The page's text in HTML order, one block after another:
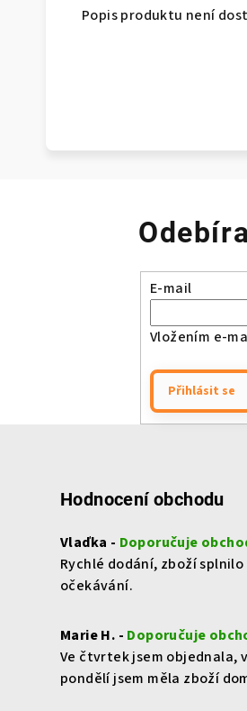
Popis produktu není
E-mail
Vložením e-
Přihlásit se
Hodnocení obchodu
Vlaďka - Doporučuje
Rychlé dodání, zboží splnilo
očekávání.
Marie H. - Doporučuje
Ve čtvrtek jsem objednala, v
pondělí jsem měla zboží